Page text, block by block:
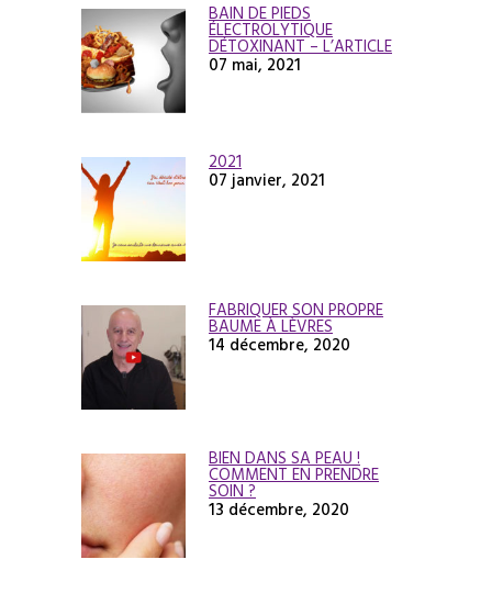
BAIN DE PIEDS
ÉLECTROLYTIQUE
DÉTOXINANT – L’ARTICLE
07 mai, 2021
2021
07 janvier, 2021
FABRIQUER SON PROPRE
BAUME À LÈVRES
14 décembre, 2020
BIEN DANS SA PEAU !
COMMENT EN PRENDRE
SOIN ?
13 décembre, 2020